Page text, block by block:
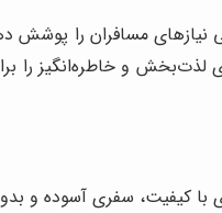
نیازهای مسافران را
و خاطره‌انگیز را
کیفیت، سفری آسوده و